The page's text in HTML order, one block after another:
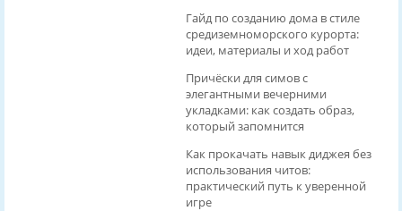
Гайд по созданию дома в стиле
средиземноморского курорта:
идеи, материалы и ход работ
Причёски для симов с
элегантными вечерними
укладками: как создать образ,
который запомнится
Как прокачать навык диджея без
использования читов:
практический путь к уверенной
игре